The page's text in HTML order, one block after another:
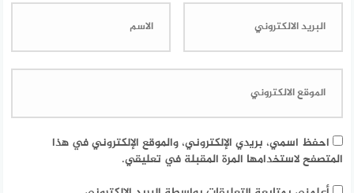
احفظ اسمي، بريدي الإلكتروني، والموقع الإلكتروني في هذا
المتصفح لاستخدامها المرة المقبلة في تعليقي.